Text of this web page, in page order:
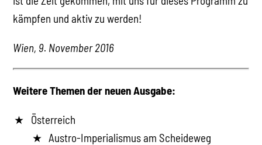
kämpfen und aktiv zu werden!
Wien, 9. November 2016
Weitere Themen der neuen Ausgabe:
Österreich
Austro-Imperialismus am Scheideweg